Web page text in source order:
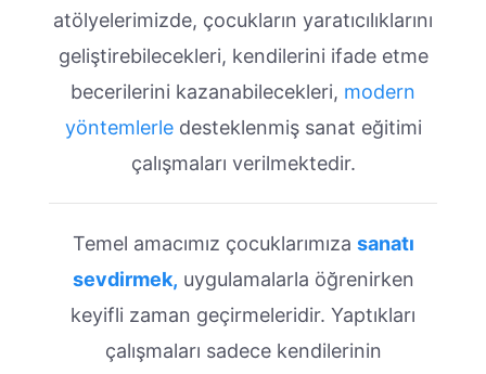
atölyelerimizde, çocukların yaratıcılıklarını
geliştirebilecekleri, kendilerini ifade etme
becerilerini kazanabilecekleri, modern
yöntemlerledesteklenmiş sanat eğitimi
çalışmaları verilmektedir.
Temel amacımız çocuklarımıza sanatı
sevdirmek, uygulamalarla öğrenirken
keyifli zaman geçirmeleridir. Yaptıkları
çalışmaları sadece kendilerinin